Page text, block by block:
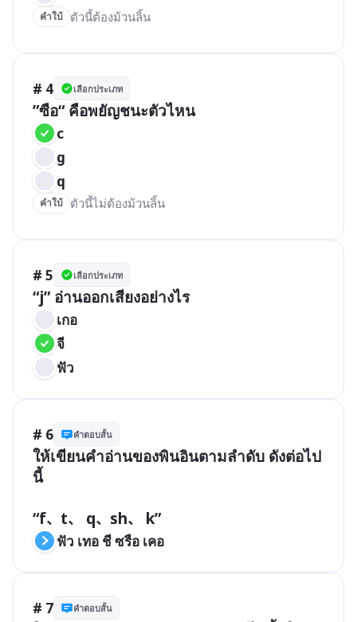
คำใบ้ ตัวนี้ต้องม้วนลิ้น
# 4 เลือกประเภท
”ซือ“ คือพยัญชนะตัวไหน
c
g
q
คำใบ้ ตัวนี้ไม่ต้องม้วนลิ้น
# 5 เลือกประเภท
“j” อ่านออกเสียงอย่างไร
เกอ
จี
ฟัว
# 6 คำตอบสั้น
ให้เขียนคำอ่านของพินอินตามลำดับ ดังต่อไป
นี้
“f、t、 q、sh、 k”
ฟัว เทอ ชี ซรือ เคอ
# 7 คำตอบสั้น